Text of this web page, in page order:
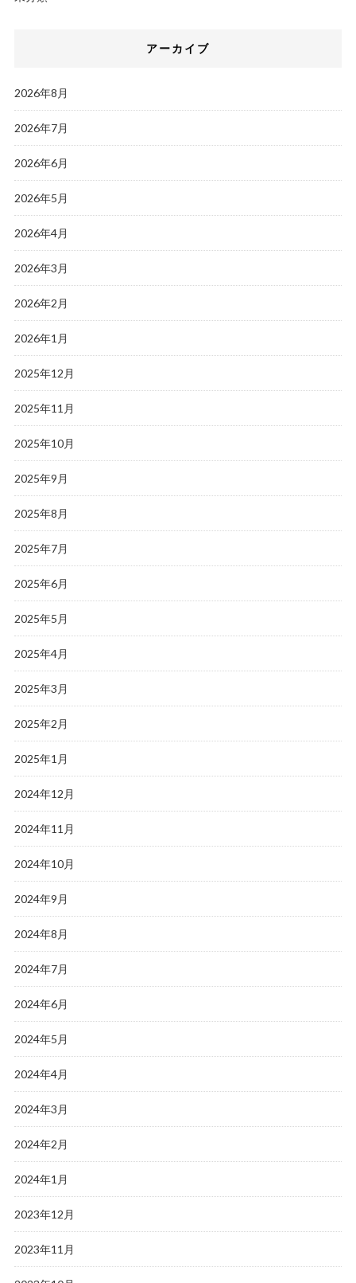
アーカイブ
2026年8月
2026年7月
2026年6月
2026年5月
2026年4月
2026年3月
2026年2月
2026年1月
2025年12月
2025年11月
2025年10月
2025年9月
2025年8月
2025年7月
2025年6月
2025年5月
2025年4月
2025年3月
2025年2月
2025年1月
2024年12月
2024年11月
2024年10月
2024年9月
2024年8月
2024年7月
2024年6月
2024年5月
2024年4月
2024年3月
2024年2月
2024年1月
2023年12月
2023年11月